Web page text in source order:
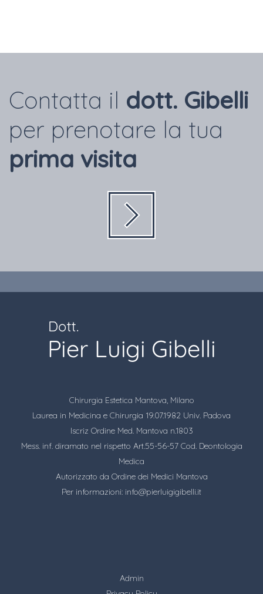
Contatta il dott. Gibelli
per prenotare la tua
prima visita
Chirurgia Estetica Mantova, Milano
Laurea in Medicina e Chirurgia 19.07.1982 Univ. Padova
Iscriz Ordine Med. Mantova n.1803
Mess. inf. diramato nel rispetto Art.55-56-57 Cod. Deontologia
Medica
Autorizzato da Ordine dei Medici Mantova
Per informazioni: info@pierluigigibelli.it
Admin